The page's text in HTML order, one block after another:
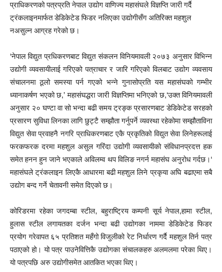
प्राधिकरणको पत्रप्रति नेपाल उद्योग वाणिज्य महासंघले विज्ञप्ति जारी गर्दै
ट्रंकलाइनमार्फत डेडिकेटेड फिडर नलिएका उद्योगीसँग अतिरिक्त महशुल
नअसुल्न आग्रह गरेको छ।
‘नेपाल विद्युत प्रधिकरणबाट विद्युत संकलन विनियमावली २०७३ अनुसार विभिन्न
उद्योगी व्यवसायीलाई गरिएको पत्राचार र जारि गरिएको विलबाट उद्योग व्यवसाय
संचालनमा ठूलो समस्या पर्न गएको भन्ने गुनासोप्रति यस महासंघको गम्भीर
ध्यानाकर्षण भएको छ,’ महासंघद्धरा जारी विज्ञप्तिमा भनिएको छ,‘उक्त विनियमावली
अनुसार २० घण्टा वा सो भन्दा बढी समय ट्रङ्क प्रसारणबाट डेडिकेटेड सरहको
प्रसारण सुविधा लिनका लागि छुट्टै सम्झौता गर्नुपर्ने व्यवस्था रहेकोमा सम्झौताविना
विद्युत सेवा प्रवाहनै नगरि प्राधिकरणबाट एकै प्रकृतिको विद्युत सेवा लिनेहरूलाई
फरकफरक दरमा महशुल असुल गरिंदा उद्योगी व्यवसायीको संविधानप्रदत्त हक
समेत हनन हुन जाने भएकाले अविलम्व थप विलिङ नगर्न महासंघ अनुरोध गर्दछ।‘
महासंघले ट्रंकलाइन लिएकै आधारमा बढी महशुल लिने प्रकृया अघि बढाएमा सबै
उद्योग बन्द गर्ने चेतावनी समेत दिएको छ।
कोरिडरमा रहेका जगदम्बा स्टील, बहुराष्ट्रिय कम्पनी सूर्य नेपाल,हामा स्टील,
हुलास स्टील लगायतका दर्जन भन्दा बढी उद्योगका नाममा डेडिकेटेड फिडर
प्रयोग गरेवापत ६५ प्रतिशत महँगो विजुलीको रेट निर्धारण गर्दै महशुल तिर्न पत्र
पठाएको हो। यो पत्र पाउनेवित्तिकै उद्योगका संचालकहरु अलमलमा परेका थिए।
यो पत्रपछि अरु उद्योगीसमेत आतकित भएका थिए।